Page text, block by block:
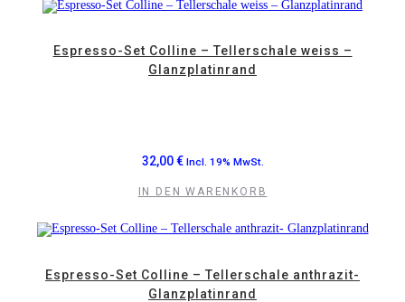
Espresso-Set Colline – Tellerschale weiss –
Glanzplatinrand
32,00€ Incl. 19% MwSt.
IN DEN WARENKORB
Espresso-Set Colline – Tellerschale anthrazit-
Glanzplatinrand